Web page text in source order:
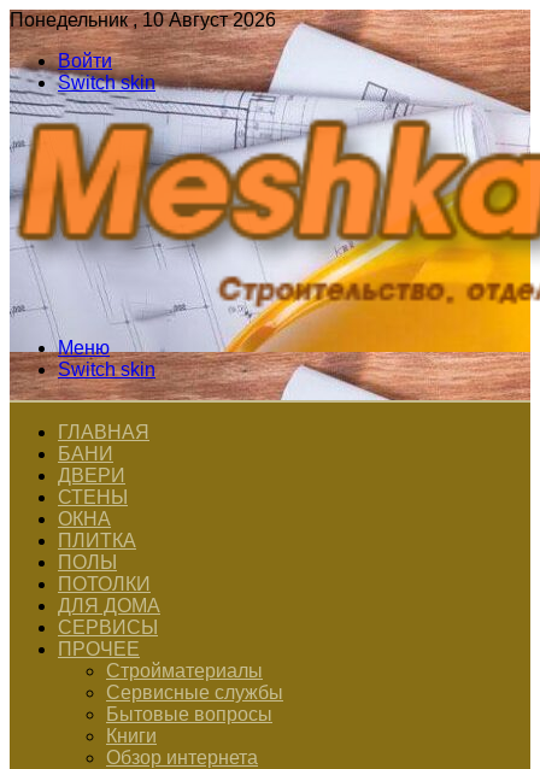
Понедельник , 10 Август 2026
Войти
Switch skin
Меню
Switch skin
ГЛАВНАЯ
БАНИ
ДВЕРИ
СТЕНЫ
ОКНА
ПЛИТКА
ПОЛЫ
ПОТОЛКИ
ДЛЯ ДОМА
СЕРВИСЫ
ПРОЧЕЕ
Стройматериалы
Сервисные службы
Бытовые вопросы
Книги
Обзор интернета